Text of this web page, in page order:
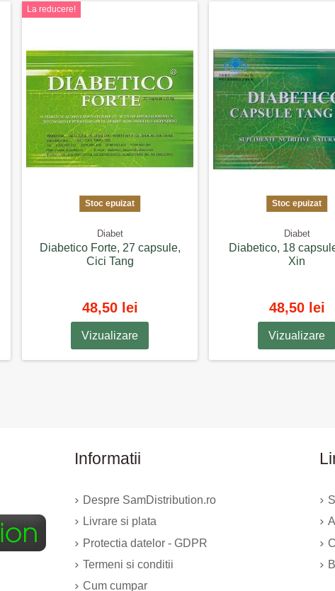
La reducere!
Stoc epuizat
Diabet
Diabetico Forte, 27 capsule,
Cici Tang
48,50 lei
Vizualizare
Stoc epuizat
Diabet
Diabetico, 18
Xin
48,50 lei
Vizualizare
Informatii
Despre SamDistribution.ro
Livrare si plata
Protectia datelor - GDPR
Termeni si conditii
Cum cumpar